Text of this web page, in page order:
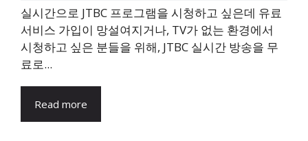
실시간으로 JTBC 프로그램을 시청하고 싶은데 유료
서비스 가입이 망설여지거나, TV가 없는 환경에서
시청하고 싶은 분들을 위해, JTBC 실시간 방송을 무
료로...
Read more